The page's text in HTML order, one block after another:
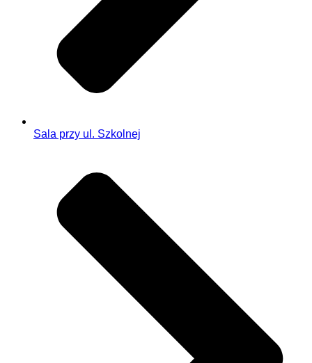
Sala przy ul. Szkolnej